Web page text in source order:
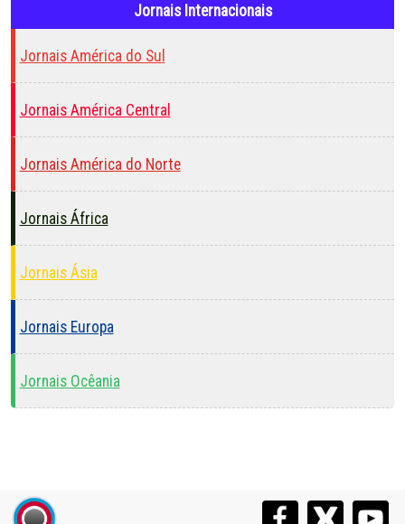
Jornais Internacionais
Jornais América do Sul
Jornais América Central
Jornais América do Norte
Jornais África
Jornais Ásia
Jornais Europa
Jornais Ocêania